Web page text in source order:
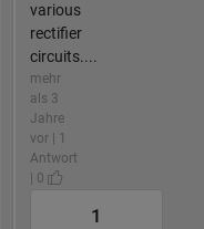
various
rectifier
circuits....
mehr
als 3
Jahre
vor | 1
Antwort
| 0
1